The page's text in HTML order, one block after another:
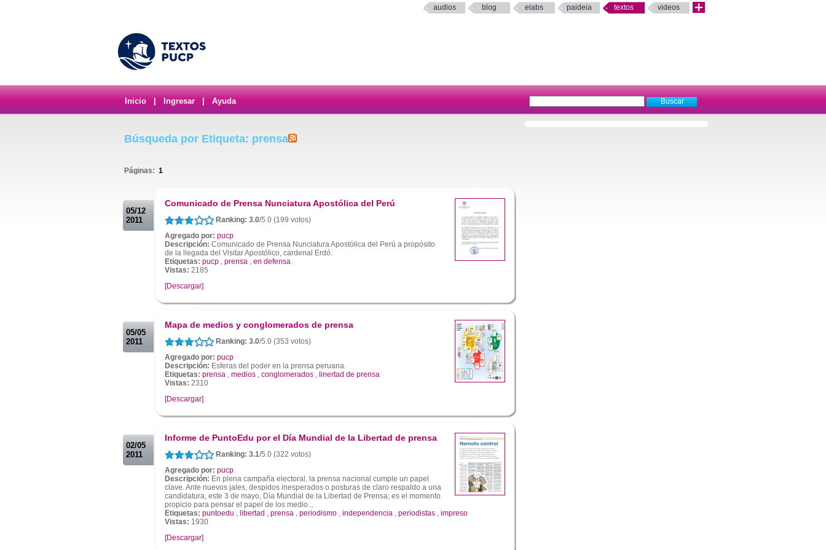
audios blog elabs paideia textos videos
Inicio Ingresar Ayuda
Búsqueda por Etiqueta: prensa
Páginas: 1
05/12
2011
Comunicado de Prensa Nunciatura Apostólica del Perú
Ranking: 3.0/5.0 (199 votos)
Agregado por: pucp
Descripción: Comunicado de Prensa Nunciatura Apostólica del Perú a propósito
de la llegada del Visitar Apostólico, cardenal Erdó.
Etiquetas: pucp , prensa , en defensa
Vistas: 2185
[Descargar]
05/05
2011
Mapa de medios y conglomerados de prensa
Ranking: 3.0/5.0 (353 votos)
Agregado por: pucp
Descripción: Esferas del poder en la prensa peruana.
Etiquetas: prensa , medios , conglomerados , linertad de prensa
Vistas: 2310
[Descargar]
02/05
2011
Informe de PuntoEdu por el Día Mundial de la Libertad de prensa
Ranking: 3.1/5.0 (322 votos)
Agregado por: pucp
Descripción: En plena campaña electoral, la prensa nacional cumple un papel
clave. Ante nuevos jales, despidos inesperados o posturas de claro respaldo a una
candidatura, este 3 de mayo, Día Mundial de la Libertad de Prensa; es el momento
propicio para pensar el papel de los medio...
Etiquetas: puntoedu , libertad , prensa , periodismo , independencia , periodistas , impreso
Vistas: 1930
[Descargar]